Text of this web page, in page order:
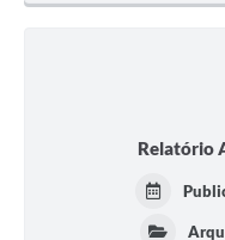
Relatório